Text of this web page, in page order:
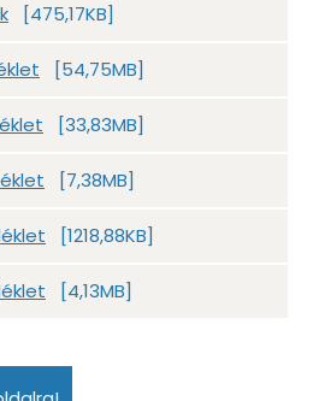
[475,17KB]
[54,75MB]
[33,83MB]
[7,38MB]
[1218,88KB]
[4,13MB]